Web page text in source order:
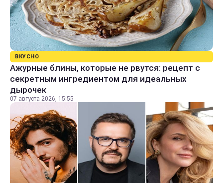
ВКУСНО
Ажурные блины, которые не рвутся: рецепт с
секретным ингредиентом для идеальных
дырочек
07 августа 2026, 15:55